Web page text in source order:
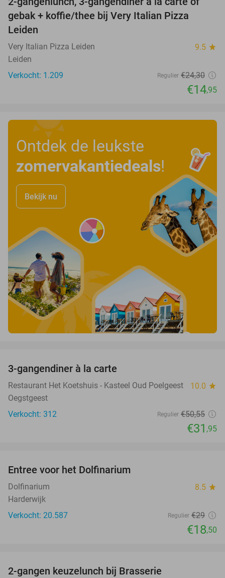
38%
gebak + koffie/thee bij Very Italian Pizza
Leiden
Very Italian Pizza Leiden 9.5 star
Leiden
Verkocht: 1.209
Regulier €24,30
€14,95
Ontdek de leukste
zomervakantiedeals!
Bekijk nu
3-gangendiner à la carte
Restaurant Het Koetshuis - Kasteel Oud Poelgeest 10.0 star
Oegstgeest
Verkocht: 312
Regulier €50,55
€31 ,95
Entree voor het Dolfinarium
Dolfinarium 8.5 star
Harderwijk
Verkocht: 20.587
Regulier €29
€18,50
2-gangen keuzelunch bij Brasserie